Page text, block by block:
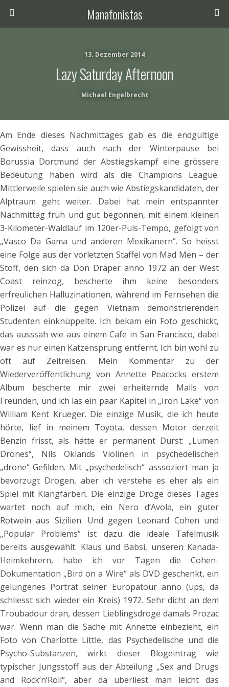
Manafonistas
13. Dezember 2014
Lazy Saturday Afternoon
Michael Engelbrecht
Am Ende dieses Nachmittages gab es die endgültige
Gewissheit, dass auch nach der Winterpause bei
Borussia Dortmund der Abstiegskampf eine grössere
Bedeutung haben wird als die Champions League.
Mittlerweile spielen sie auch wie Abstiegskandidaten, der
Alptraum geht weiter. Dabei hat mein entspannter
Nachmittag früh und gut begonnen, mit einem kleinen
3-Kilometer-Waldlauf im 120er-Puls-Tempo, gefolgt von
„Vasco Da Gama und anderen Mexikanern“. So heisst
eine Folge aus der vorletzten Staffel von Mad Men – der
Stoff, den sich da Don Draper anno 1972 an der West
Coast reinzog, bescherte ihm keine besonders
erfreulichen Halluzinationen, während im Fernsehen die
Polizei auf die gegen Vietnam demonstrierenden
Studenten einknüppelte. Ich bekam ein Foto geschickt,
das ausssah wie aus einem Cafe in San Francisco, dabei
war es nur einen Katzensprung entfernt. Ich bin wohl zu
oft auf Zeitreisen. Mein Kommentar zu der
Wiederveröffentlichung von Annette Peacocks erstem
Album bescherte mir zwei erheiternde Mails von
Freunden, und ich las ein paar Kapitel in „Iron Lake“ von
William Kent Krueger. Die einzige Musik, die ich heute
hörte, lief in meinem Toyota, dessen Motor derzeit
Benzin frisst, als hätte er permanent Durst: „Lumen
Drones“, Nils Oklands Violinen in psychedelischen
„drone“-Gefilden. Mit „psychedelisch“ asssoziert man ja
bevorzugt Drogen, aber ich verstehe es eher als ein
Spiel mit Klangfarben. Die einzige Droge dieses Tages
wartet noch auf mich, ein Nero d’Avola, ein guter
Rotwein aus Sizilien. Und gegen Leonard Cohen und
„Popular Problems“ ist dazu die ideale Tafelmusik
bereits ausgewählt. Klaus und Babsi, unseren Kanada-
Heimkehrern, habe ich vor Tagen die Cohen-
Dokumentation „Bird on a Wire“ als DVD geschenkt, ein
gelungenes Porträt seiner Europatour anno (ups, da
schliesst sich wieder ein Kreis) 1972. Sehr dicht an dem
Troubadour dran, dessen Lieblingsdroge damals Prozac
war. Wenn man die Sache mit Annette einbezieht, ein
Foto von Charlotte Little, das Psychedelische und die
Psycho-Substanzen, wirkt dieser Blogeintrag wie
typischer Jungsstoff aus der Abteilung „Sex and Drugs
and Rock’n’Roll“, aber da überliest man leicht das